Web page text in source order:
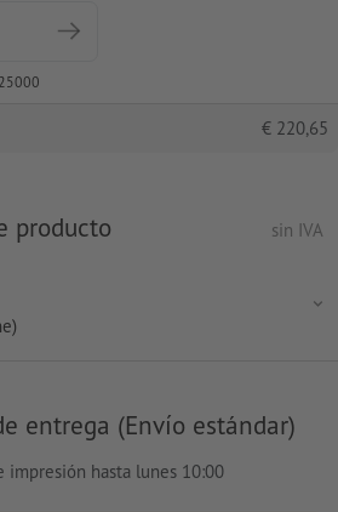
€ 220,65
producto sin IVA
entrega (Envío estándar)
impresión hasta lunes 10:00